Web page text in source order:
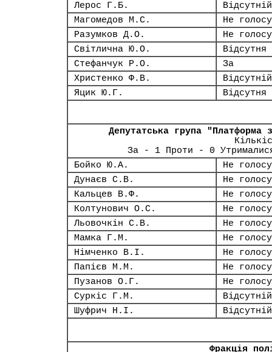
Лерос Г.Б.
Відсутній
Магомедов М.С.
Не
Разумков Д.О.
Не
Світлична Ю.О.
Відсутня
Стефанчук Р.О.
За
Христенко Ф.В.
Відсутній
Яцик Ю.Г.
Відсутня
Депутатська група
За - 1 Проти - 0
Бойко Ю.А.
Не
Дунаєв С.В.
Не
Кальцев В.Ф.
Не
Колтунович О.С.
Не
Льовочкін С.В.
Не
Мамка Г.М.
Не
Німченко В.І.
Не
Папієв М.М.
Не
Пузанов О.Г.
Не
Суркіс Г.М.
Відсутній
Шуфрич Н.І.
Відсутній
Фракція